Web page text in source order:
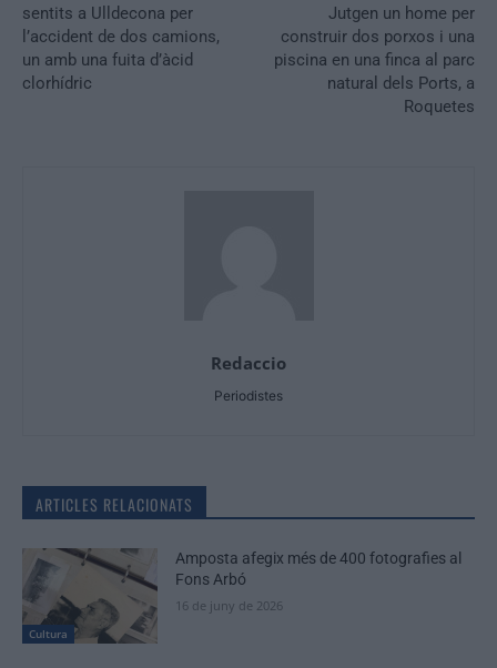
sentits a Ulldecona per
l’accident de dos camions,
un amb una fuita d’àcid
clorhídric
Jutgen un home per
construir dos porxos i una
piscina en una finca al parc
natural dels Ports, a
Roquetes
Redaccio
Periodistes
ARTICLES RELACIONATS
Cultura
Amposta afegix més de 400 fotografies al
Fons Arbó
16 de juny de 2026